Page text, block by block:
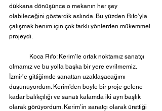
dükkana dönüşünce o mekanın her şey
olabileceğini gösterdik aslında. Bu yüzden Rıfo’yla
çalışmak benim için çok farklı yönlerden mükemmel
projeydi.
olmamız ve bu yolla başka bir yere evrilmemiz.
İzmir’e gittiğimde sanattan uzaklaşacağımı
düşünüyordum. Kerim’den böyle bir proje gelene
kadar balıkçılığı ve sanatı kafamda iki ayrı başlık
olarak görüyordum. Kerim’in sanatçı olarak ürettiği